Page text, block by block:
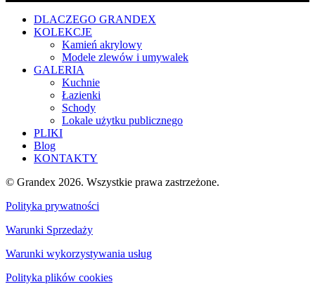
DLACZEGO GRANDEX
KOLEKCJE
Kamień akrylowy
Modele zlewów i umywalek
GALERIA
Kuchnie
Łazienki
Schody
Lokale użytku publicznego
PLIKI
Blog
KONTAKTY
© Grandex 2026. Wszystkie prawa zastrzeżone.
Polityka prywatności
Warunki Sprzedaży
Warunki wykorzystywania usług
Polityka plików cookies